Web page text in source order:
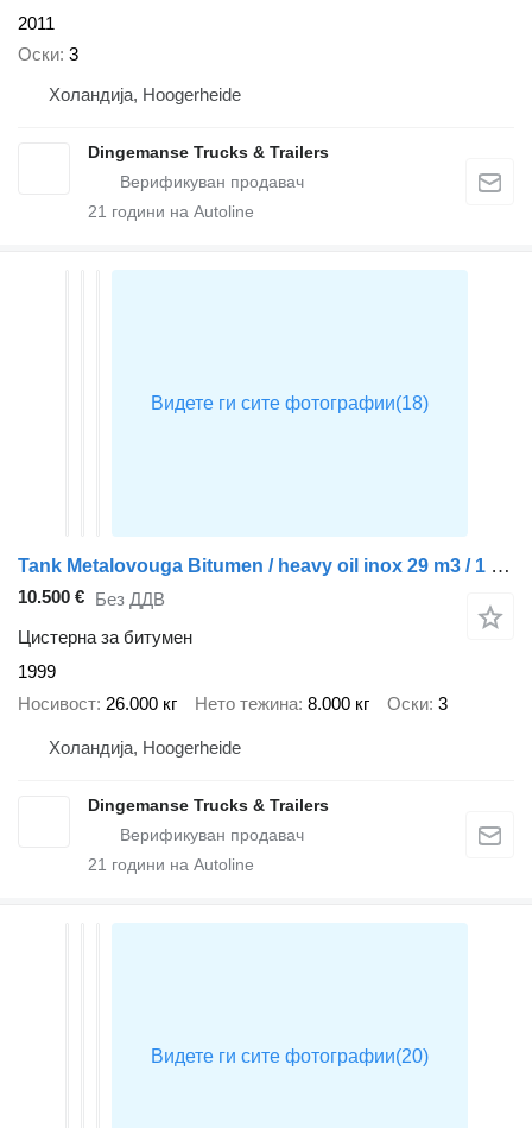
2011
Оски 3
Холандија, Hoogerheide
Dingemanse Trucks & Trailers
21 години на Autoline
Tank Metalovouga Bitumen / heavy oil inox 29 m3 / 1 comp
10.500 € Без ДДВ
Цистерна за битумен
1999
Носивост 26.000 кг Нето тежина 8.000 кг Оски 3
Холандија, Hoogerheide
Dingemanse Trucks & Trailers
21 години на Autoline